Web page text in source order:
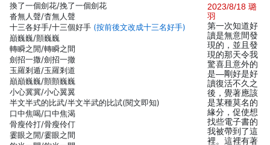
換了一個劍花/挽了一個劍花
沓無人聲/杳無人聲
十三各好手/十三個好手 (按前後文改成十三名好手)
巔巍巍/顫巍巍
轉瞬之閒/轉瞬之間
劍招一撒/劍招一撤
玉羅剎遁/玉羅剎道
巔巔巍巍/顫顫巍巍
小心冀冀/小心翼翼
半文半式的比武/半文半武的比試(閱文即知)
口中焦喝/口中焦渴
骨瘦伶打/骨瘦伶仃
霎眼之閒/霎眼之間
2023/8/18 璐
羽
第一次知道好
讀是無意間發
現的，並且發
現的那天令我
驚喜且意外的
是—剛好是好
讀復活不久之
後，覺著應該
是某種莫名的
緣分，促使想
找些電子書的
我被帶到了這
裡。這裡有著